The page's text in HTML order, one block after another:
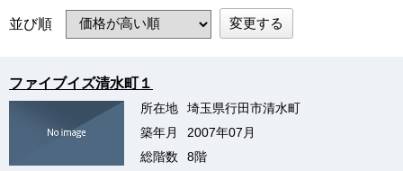
並び順 変更する
ファイブイズ清水町１
所在地
埼玉県行田市清水町
築年月
2007年07月
総階数
8階